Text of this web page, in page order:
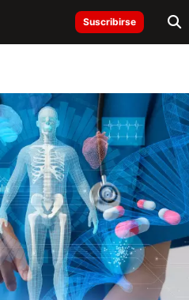
Suscribirse